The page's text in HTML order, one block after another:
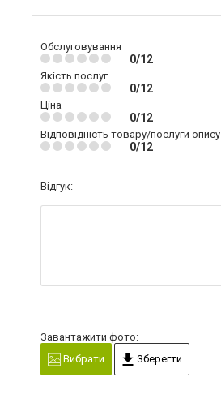
Обслуговування
0/12
Якість послуг
0/12
Ціна
0/12
Відповідність товару/послуги опису
0/12
Відгук:
Завантажити фото:
Вибрати
Зберегти